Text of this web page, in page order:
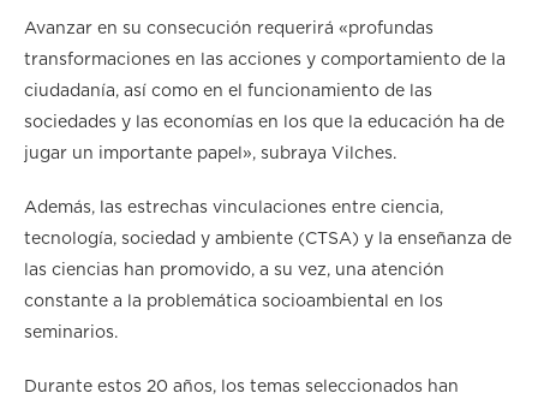
Avanzar en su consecución requerirá «profundas
transformaciones en las acciones y comportamiento de la
ciudadanía, así como en el funcionamiento de las
sociedades y las economías en los que la educación ha de
jugar un importante papel», subraya Vilches.
Además, las estrechas vinculaciones entre ciencia,
tecnología, sociedad y ambiente (CTSA) y la enseñanza de
las ciencias han promovido, a su vez, una atención
constante a la problemática socioambiental en los
seminarios.
Durante estos 20 años, los temas seleccionados han